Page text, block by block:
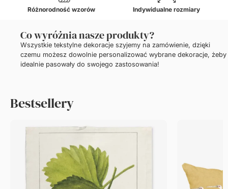
Różnorodność wzorów Indywidualne rozmiary
Co wyróżnia nasze produkty?
Wszystkie tekstylne dekoracje szyjemy na zamówienie, dzięki
czemu możesz dowolnie personalizować wybrane dekoracje, żeby
idealnie pasowały do swojego zastosowania!
Bestsellery